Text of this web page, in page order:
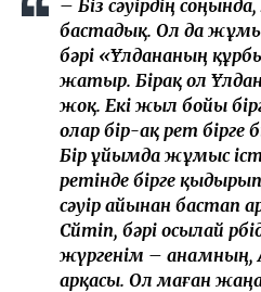
– Біз сәуірдің
бастадық. Ол да
бәрі «Ұлдананың
жатыр. Бірақ ол
жоқ. Екі жыл бойы
олар бір-ақ рет
Бір ұйымда жұмыс
ретінде бірге
сәуір айынан бастап
Сөйтіп, бәрі осылай
жүргенім –
арқасы. Ол маған жаңа